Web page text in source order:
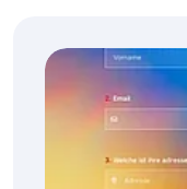
Restaurant-
schneller und